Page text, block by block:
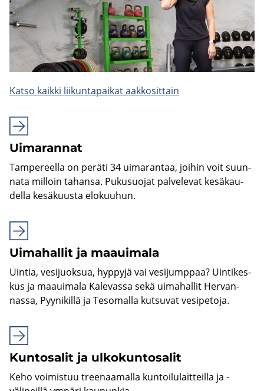
Katso kaik­ki lii­kun­ta­pai­kat aak­ko­sit­tain
Ui­ma­ran­nat
Tam­pe­reel­la on pe­rä­ti 34 ui­ma­ran­taa, joi­hin voit suun­
na­ta mil­loin ta­han­sa. Pu­kusuo­jat pal­ve­le­vat ke­sä­kau­
del­la ke­sä­kuus­ta elo­kuu­hun.
Ui­ma­hal­lit ja maa­ui­ma­la
Uin­tia, ve­si­juok­sua, hyp­py­jä vai ve­si­jump­paa? Uin­ti­kes­
kus ja maa­ui­ma­la Ka­le­vas­sa sekä ui­ma­hal­lit Her­van­
nas­sa, Pyy­ni­kil­lä ja Te­so­mal­la kut­su­vat ve­si­pe­to­ja.
Kun­to­sa­lit ja ul­ko­kun­to­sa­lit
Keho voi­mis­tuu tree­naa­mal­la kun­toi­lu­lait­teil­la ja -​